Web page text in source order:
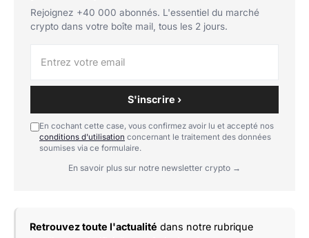
Rejoignez +40 000 abonnés. L'essentiel du marché
crypto dans votre boîte mail, tous les 2 jours.
S'inscrire ›
En cochant cette case, vous confirmez avoir lu et accepté nos
conditions d'utilisation concernant le traitement des données
soumises via ce formulaire.
En savoir plus sur notre newsletter crypto →
Retrouvez toute l'actualité dans notre rubrique